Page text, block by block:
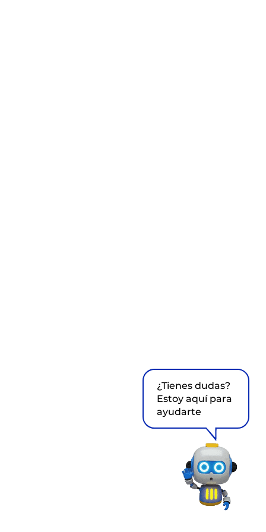
¿Tienes dudas?
Estoy aquí para
ayudarte